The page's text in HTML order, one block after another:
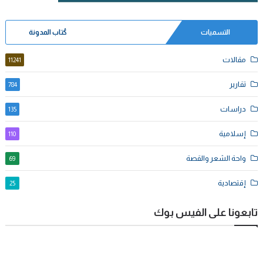
التسميات كُتاب المدونة
مقالات 11241
تقارير 784
دراسات 135
إسلامية 110
واحة الشعر والقصة 69
إقتصادية 25
تابعونا على الفيس بوك